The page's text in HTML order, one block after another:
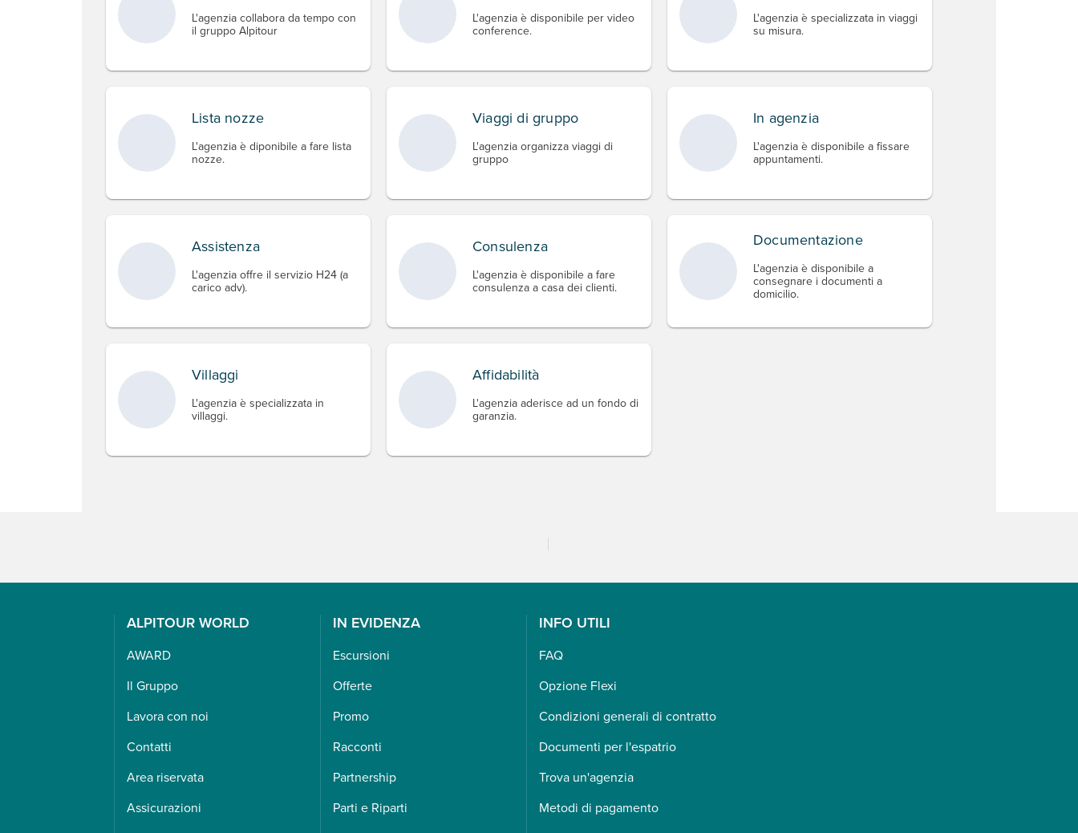
L'agenzia collabora da tempo con
il gruppo Alpitour
L'agenzia è disponibile per video
conference.
L'agenzia è specializzata in viaggi
su misura.
Lista nozze
L'agenzia è diponibile a fare lista
nozze.
Viaggi di gruppo
L'agenzia organizza viaggi di
gruppo
In agenzia
L'agenzia è disponibile a fissare
appuntamenti.
Assistenza
L'agenzia offre il servizio H24 (a
carico adv).
Consulenza
L'agenzia è disponibile a fare
consulenza a casa dei clienti.
Documentazione
L'agenzia è disponibile a
consegnare i documenti a
domicilio.
Villaggi
L'agenzia è specializzata in
villaggi.
Affidabilità
L'agenzia aderisce ad un fondo di
garanzia.
ALPITOUR WORLD
AWARD
Il Gruppo
Lavora con noi
Contatti
Area riservata
Assicurazioni
IN EVIDENZA
Escursioni
Offerte
Promo
Racconti
Partnership
Parti e Riparti
INFO UTILI
FAQ
Opzione Flexi
Condizioni generali di contratto
Documenti per l'espatrio
Trova un'agenzia
Metodi di pagamento